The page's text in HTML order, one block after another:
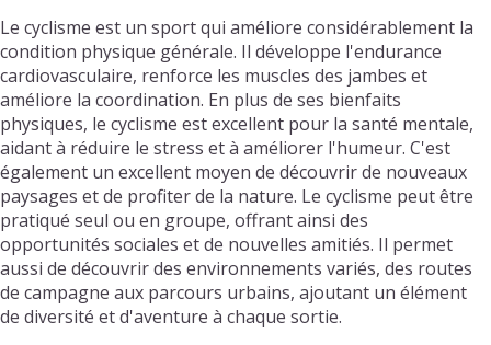
Le cyclisme est un sport qui améliore considérablement la
condition physique générale. Il développe l'endurance
cardiovasculaire, renforce les muscles des jambes et
améliore la coordination. En plus de ses bienfaits
physiques, le cyclisme est excellent pour la santé mentale,
aidant à réduire le stress et à améliorer l'humeur. C'est
également un excellent moyen de découvrir de nouveaux
paysages et de profiter de la nature. Le cyclisme peut être
pratiqué seul ou en groupe, offrant ainsi des
opportunités sociales et de nouvelles amitiés. Il permet
aussi de découvrir des environnements variés, des routes
de campagne aux parcours urbains, ajoutant un élément
de diversité et d'aventure à chaque sortie.